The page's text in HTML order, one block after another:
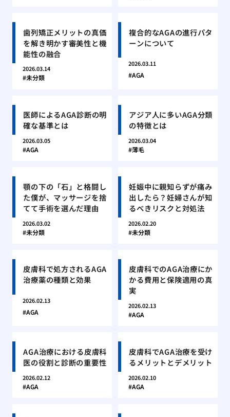
歯列矯正メリットの真価
を解き明かす審美性と機
能性の融合
2026.03.14
未分類
複合的なAGAの進行パタ
ーンについて
2026.03.11
AGA
医師によるAGA診断の明
確な基準とは
2026.03.05
AGA
アジア人に多いAGA分類
の特徴とは
2026.03.04
薄毛
顎の下の「石」と格闘し
た僕が、マッサージを捨
てて手術を選んだ理由
2026.03.02
未分類
妊娠中に親知らずが痛み
出したら？妊婦さんが知
るべきリスクと対処法
2026.02.20
未分類
皮膚科で処方されるAGA
治療薬の種類と効果
2026.02.13
AGA
皮膚科でのAGA治療にか
かる費用と保険適用の真
実
2026.02.13
AGA
AGA治療における皮膚科
医の役割と診断の重要性
2026.02.12
AGA
皮膚科でAGA治療を受け
るメリットとデメリット
2026.02.10
AGA